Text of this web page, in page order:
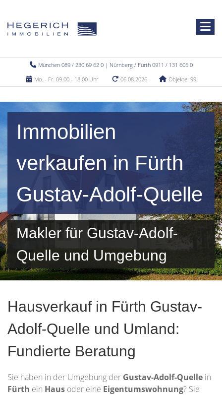
München 089 / 230 69 62 0 | Nürnberg / Fürth 0911 / 131 605 0
Mo. - Fr. 09.00 - 18.00 Uhr
06.08.2026 Objekte: 99
Immobilien
verkaufen in Fürth
Gustav-Adolf-Quelle
Makler für Gustav-Adolf-
Quelle und Umgebung
Hausverkauf in Fürth Gustav-
Adolf-Quelle und Umland:
Fundierte Beratung
Sie haben in der Umgebung der Gustav-Adolf-Quelle in
Fürth ein Haus oder eine Eigentumswohnung? Sie